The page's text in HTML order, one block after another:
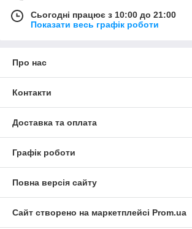
Сьогодні працює з 10:00 до 21:00
Показати весь графік роботи
Про нас
Контакти
Доставка та оплата
Графік роботи
Повна версія сайту
Сайт створено на маркетплейсі Prom.ua